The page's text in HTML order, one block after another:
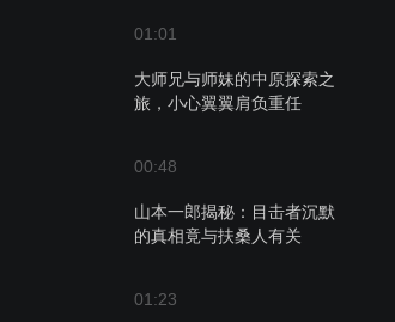
01:01
大师兄与师妹的中原探索之
旅，小心翼翼肩负重任
00:48
山本一郎揭秘：目击者沉默
的真相竟与扶桑人有关
01:23